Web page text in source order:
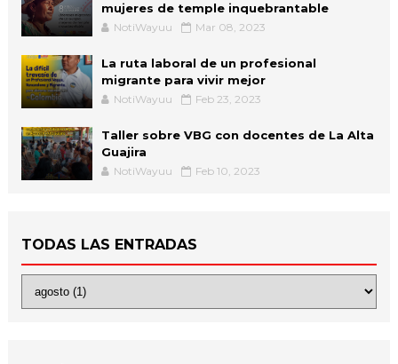
mujeres de temple inquebrantable
NotiWayuu Mar 08, 2023
La ruta laboral de un profesional
migrante para vivir mejor
NotiWayuu Feb 23, 2023
Taller sobre VBG con docentes de La Alta
Guajira
NotiWayuu Feb 10, 2023
TODAS LAS ENTRADAS